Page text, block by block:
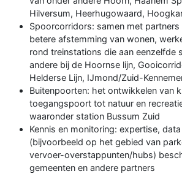
Hilversum, Heerhugowaard,
Spoorcorridors: samen met partners
betere afstemming van wonen,
rond treinstations die aan eenzelfde
andere bij de Hoornse lijn,
Helderse Lijn, IJmond/Zuid-
Buitenpoorten: het ontwikkelen van
toegangspoort tot natuur en
waaronder station Bussum Zuid
Kennis en monitoring: expertise,
(bijvoorbeeld op het gebied van
vervoer-overstappunten/hubs)
gemeenten en andere partners